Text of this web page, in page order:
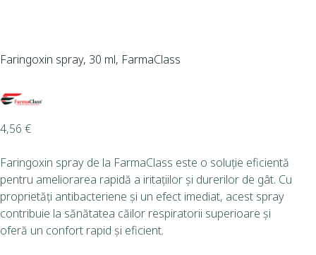
Faringoxin spray, 30 ml, FarmaClass
4,56 €
Faringoxin spray de la FarmaClass este o soluție eficientă
pentru ameliorarea rapidă a iritațiilor și durerilor de gât. Cu
proprietăți antibacteriene și un efect imediat, acest spray
contribuie la sănătatea căilor respiratorii superioare și
oferă un confort rapid și eficient.